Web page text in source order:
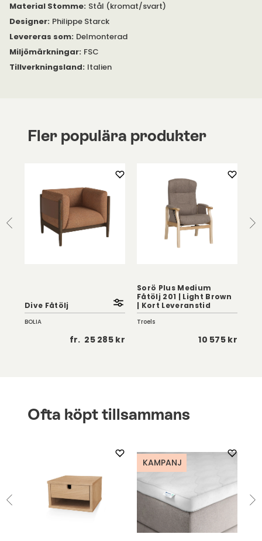
Material Stomme: Stål (kromat/svart)
Designer: Philippe Starck
Levereras som: Delmonterad
Miljömärkningar: FSC
Tillverkningsland: Italien
Fler populära produkter
Dive Fåtölj
BOLIA
fr. 25 285 kr
Sorö Plus Medium
Fåtölj 201 | Light Brown
| Kort Leveranstid
Troels
10 575 kr
Ofta köpt tillsammans
KAMPANJ